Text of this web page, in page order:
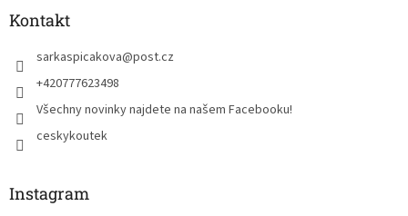
Kontakt
sarkaspicakova@post.cz
+420777623498
Všechny novinky najdete na našem Facebooku!
ceskykoutek
Instagram